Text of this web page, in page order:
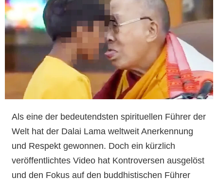
Als eine der bedeutendsten spirituellen Führer der
Welt hat der Dalai Lama weltweit Anerkennung
und Respekt gewonnen. Doch ein kürzlich
veröffentlichtes Video hat Kontroversen ausgelöst
und den Fokus auf den buddhistischen Führer